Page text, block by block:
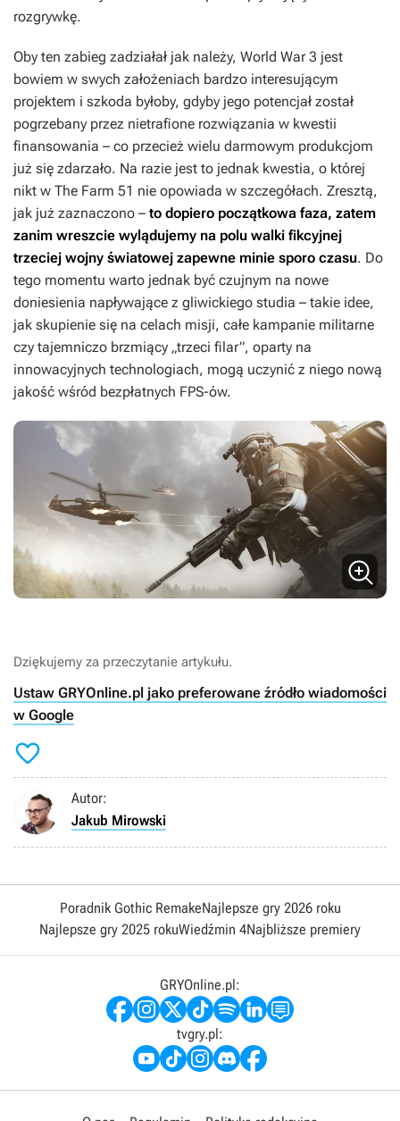
rozgrywkę.
Oby ten zabieg zadziałał jak należy, World War 3 jest
bowiem w swych założeniach bardzo interesującym
projektem i szkoda byłoby, gdyby jego potencjał został
pogrzebany przez nietrafione rozwiązania w kwestii
finansowania – co przecież wielu darmowym produkcjom
już się zdarzało. Na razie jest to jednak kwestia, o której
nikt w The Farm 51 nie opowiada w szczegółach. Zresztą,
jak już zaznaczono – to dopiero początkowa faza, zatem
zanim wreszcie wylądujemy na polu walki fikcyjnej
trzeciej wojny światowej zapewne minie sporo czasu. Do
tego momentu warto jednak być czujnym na nowe
doniesienia napływające z gliwickiego studia – takie idee,
jak skupienie się na celach misji, całe kampanie militarne
czy tajemniczo brzmiący „trzeci filar”, oparty na
innowacyjnych technologiach, mogą uczynić z niego nową
jakość wśród bezpłatnych FPS-ów.
Dziękujemy za przeczytanie artykułu.
Ustaw GRYOnline.pl jako preferowane źródło wiadomości
w Google

Autor:
Jakub Mirowski
Poradnik Gothic RemakeNajlepsze gry 2026 roku
Najlepsze gry 2025 rokuWiedźmin 4Najbliższe premiery
GRYOnline.pl:
tvgry.pl: